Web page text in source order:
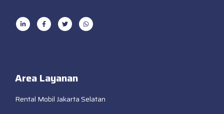
Area Layanan
Rental Mobil Jakarta Selatan